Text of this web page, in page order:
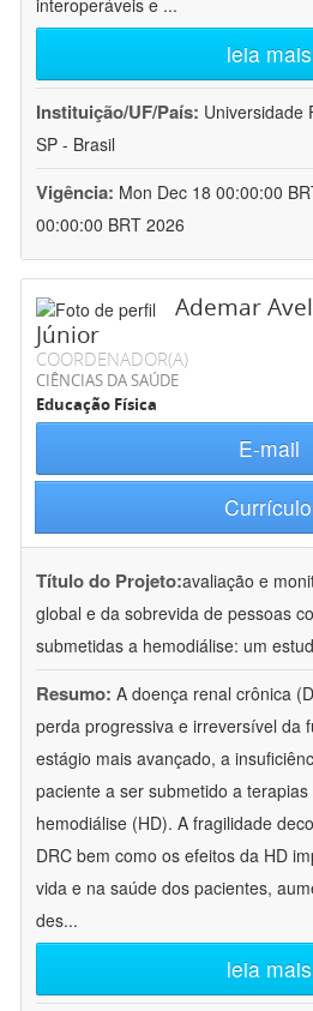
interoperáveis e ...
leia mais
Instituição/UF/País: Universidade
SP - Brasil
Vigência: Mon Dec 18 00:00:00
00:00:00 BRT 2026
Ademar
Júnior
COORDENADOR(A)
CIÊNCIAS DA SAÚDE
Educação Física
E-mail
Currículo
Título do Projeto:avaliação e
global e da sobrevida de pessoas
submetidas a hemodiálise: um
Resumo: A doença renal crônica
perda progressiva e irreversível da
estágio mais avançado, a
paciente a ser submetido a
hemodiálise (HD). A fragilidade
DRC bem como os efeitos da HD
vida e na saúde dos pacientes,
des...
leia mais